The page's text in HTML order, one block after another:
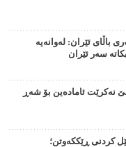
باڵای ئێران: لەوانەیە
سەر ئێران
نەکرێت ئامادەین بۆ شەڕ
کردنی ڕێککەوتن؛